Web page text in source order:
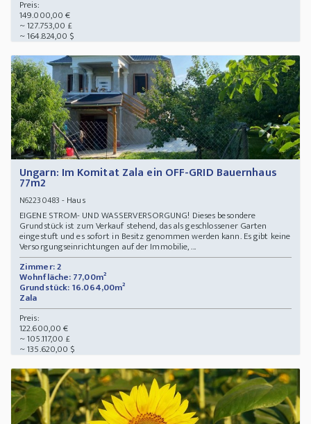
Preis:
149.000,00 €
~ 127.753,00 £
~ 164.824,00 $
Ungarn: Im Komitat Zala ein OFF-GRID Bauernhaus
77m2
N62230483 - Haus
EIGENE STROM- UND WASSERVERSORGUNG! Dieses besondere
Grundstück ist zum Verkauf stehend, das als geschlossener Garten
eingestuft und es sofort in Besitz genommen werden kann. Es gibt keine
Versorgungseinrichtungen auf der Immobilie, ...
Zimmer: 2
Wohnfläche: 77,00m²
Grundstück: 16.064,00m²
Zala
Preis:
122.600,00 €
~ 105.117,00 £
~ 135.620,00 $